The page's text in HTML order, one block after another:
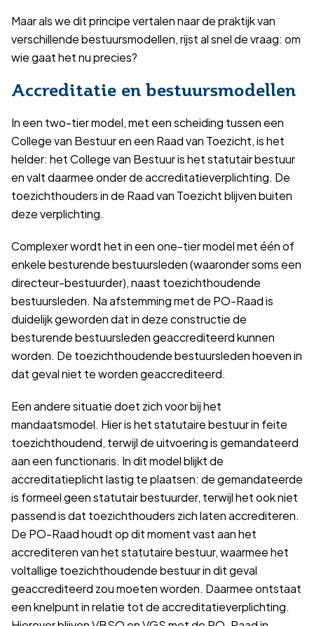
Maar als we dit principe vertalen naar de praktijk van
verschillende bestuursmodellen, rijst al snel de vraag: om
wie gaat het nu precies?
Accreditatie en bestuursmodellen
In een two-tier model, met een scheiding tussen een
College van Bestuur en een Raad van Toezicht, is het
helder: het College van Bestuur is het statutair bestuur
en valt daarmee onder de accreditatieverplichting. De
toezichthouders in de Raad van Toezicht blijven buiten
deze verplichting.
Complexer wordt het in een one-tier model met één of
enkele besturende bestuursleden (waaronder soms een
directeur-bestuurder), naast toezichthoudende
bestuursleden. Na afstemming met de PO-Raad is
duidelijk geworden dat in deze constructie de
besturende bestuursleden geaccrediteerd kunnen
worden. De toezichthoudende bestuursleden hoeven in
dat geval niet te worden geaccrediteerd.
Een andere situatie doet zich voor bij het
mandaatsmodel. Hier is het statutaire bestuur in feite
toezichthoudend, terwijl de uitvoering is gemandateerd
aan een functionaris. In dit model blijkt de
accreditatieplicht lastig te plaatsen: de gemandateerde
is formeel geen statutair bestuurder, terwijl het ook niet
passend is dat toezichthouders zich laten accrediteren.
De PO-Raad houdt op dit moment vast aan het
accrediteren van het statutaire bestuur, waarmee het
voltallige toezichthoudende bestuur in dit geval
geaccrediteerd zou moeten worden. Daarmee ontstaat
een knelpunt in relatie tot de accreditatieverplichting.